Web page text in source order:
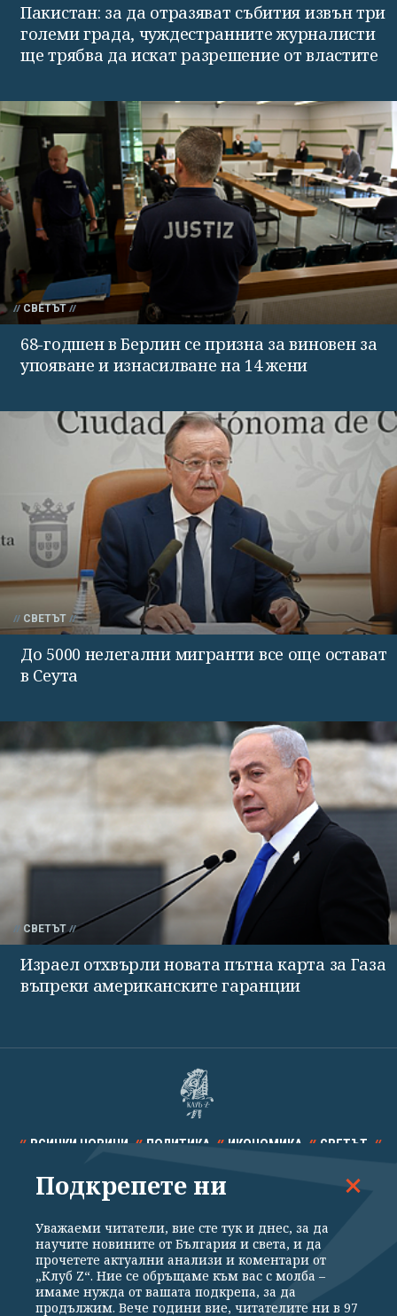
Пакистан: за да отразяват събития извън три
големи града, чуждестранните журналисти
ще трябва да искат разрешение от властите
СВЕТЪТ
68-годшен в Берлин се призна за виновен за
упояване и изнасилване на 14 жени
СВЕТЪТ
До 5000 нелегални мигранти все още остават
в Сеута
СВЕТЪТ
Израел отхвърли новата пътна карта за Газа
въпреки американските гаранции
ВСИЧКИ НОВИНИ ПОЛИТИКА ИКОНОМИКА СВЕТЪТ
СПОРТ КУЛТУРА ТЕХНОЛОГИИ КАЛЕЙДОСКОП
Подкрепете ни
Уважаеми читатели, вие сте тук и днес, за да
научите новините от България и света, и да
прочетете актуални анализи и коментари от
„Клуб Z“. Ние се обръщаме към вас с молба –
имаме нужда от вашата подкрепа, за да
продължим. Вече години вие, читателите ни в 97